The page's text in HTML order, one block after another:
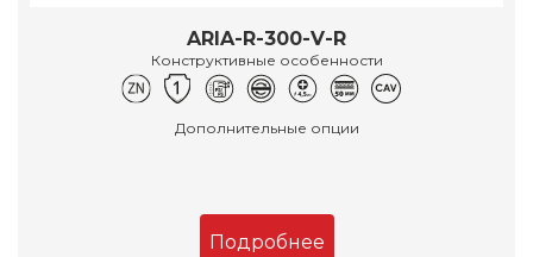
ARIA-R-300-V-R
Конструктивные особенности
Дополнительные опции
Подробнее